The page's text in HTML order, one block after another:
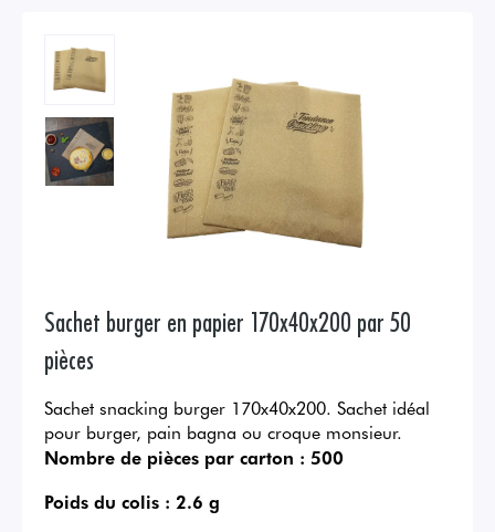
Sachet burger en papier 170x40x200 par 50
pièces
Sachet snacking burger 170x40x200. Sachet idéal
pour burger, pain bagna ou croque monsieur.
Nombre de pièces par carton : 500
Poids du colis : 2.6 g